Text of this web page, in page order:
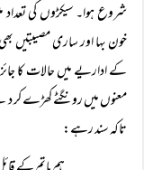
شروع ہوا۔ سیکڑوں کی
کے اداریے میں حالات کا
معنوں میں رونگٹے کھڑے کر
تاکہ سند رہے: